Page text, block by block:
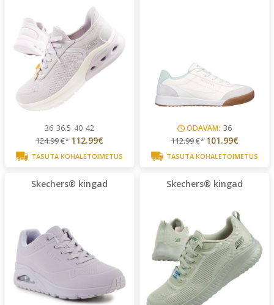
36 36.5 40 42
124.99€* 112.99€
TASUTA KOHALETOIMETUS
ODAVAM: 36
112.99€* 101.99€
TASUTA KOHALETOIMETUS
Skechers® kingad Skechers® kingad